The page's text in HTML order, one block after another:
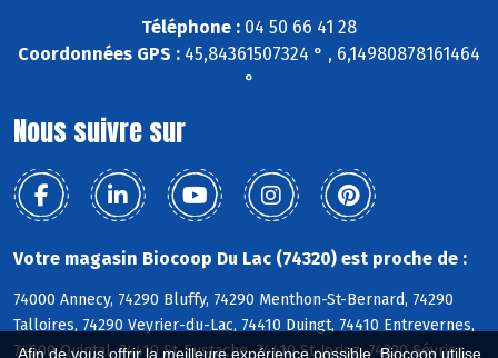
Afin de vous offrir la meilleure expérience possible, Biocoop utilise
Téléphone : 04 50 66 41 28
Coordonnées GPS : 45,84361507324 ° , 6,14980878161464
°
Nous suivre sur
Votre magasin Biocoop Du Lac (74320) est proche de :
74000 Annecy, 74290 Bluffy, 74290 Menthon-St-Bernard, 74290
Talloires, 74290 Veyrier-du-Lac, 74410 Duingt, 74410 Entrevernes,
74600 Quintal, 74410 St-Eustache, 74410 St-Jorioz, 74320 Sévrier,